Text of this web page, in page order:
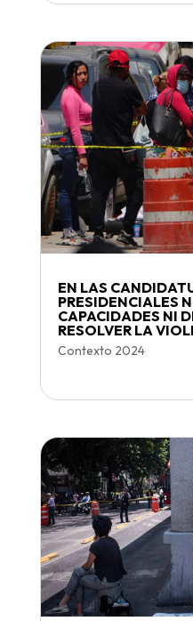
EN LAS
PRESIDENCIALES
CAPACIDADES NI
RESOLVER LA
Contexto 2024